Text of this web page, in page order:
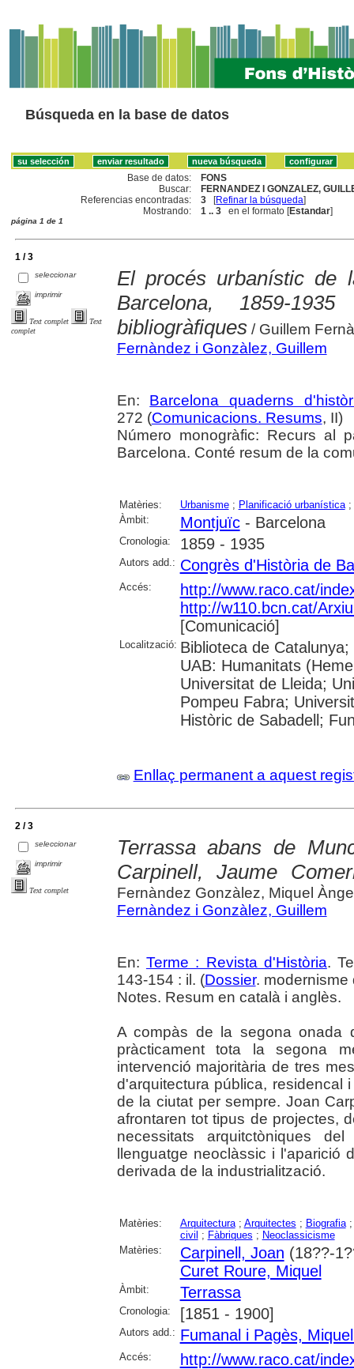
Búsqueda en la base de datos
Base de datos:
FONS
Buscar:
FERNANDEZ I GONZALEZ,
Referencias encontradas:
3 [Refinar la búsqueda]
Mostrando:
1 .. 3 en el formato [Estandar]
página 1 de 1
1 / 3
seleccionar
imprimir
Text complet
Text
complet
El procés urbanístic de
Barcelona, 1859-
bibliogràfiques/ Guillem
Fernàndez i Gonzàlez, Guillem
En: Barcelona quaderns
272 (Comunicacions. Resums, II)
Número monogràfic: Recurs al
Barcelona. Conté resum de la
Matèries: Urbanisme; Planificació urbanística;
Àmbit:
Montjuïc- Barcelona
Cronologia: 1859 - 1935
Autors add.: Congrès d'Història de
Accés:
http://www.raco.cat/
http://w110.bcn.cat/
[Comunicació]
Localització: Biblioteca de
UAB: Humanitats
Universitat de Lleida;
Pompeu Fabra;
Històric de Sabadell;
Enllaç permanent a aquest
2 / 3
seleccionar
imprimir
Text complet
Terrassa abans de
Carpinell, Jaume
Fernàndez Gonzàlez, Miquel
Fernàndez i Gonzàlez, Guillem
En: Terme : Revista d'Història.
143-154 : il. (Dossier.
Notes. Resum en català i anglès.
A compàs de la segona onada
pràcticament tota la segona
intervenció majoritària de tres
d'arquitectura pública, residencal
de la ciutat per sempre. Joan
afrontaren tot tipus de projectes,
necessitats arquitctòniques
llenguatge neoclàssic i l'aparició
derivada de la industrialització.
Matèries: Arquitectura; Arquitectes ; Biografia
civil ; Fàbriques ; Neoclassicisme
Matèries:
Carpinell, Joan (18??-
Curet Roure, Miquel
Àmbit: Terrassa
Cronologia: [1851 - 1900]
Autors add.: Fumanal i Pagès,
Accés: http://www.raco.cat/